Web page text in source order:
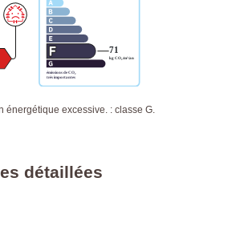
énergétique excessive. : classe G.
détaillées